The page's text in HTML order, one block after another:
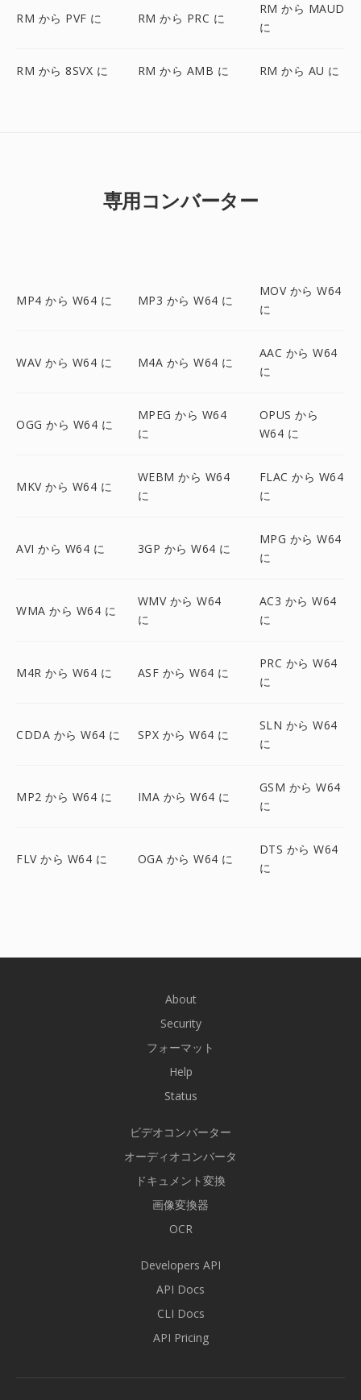
RM から PVF に RM から PRC に
RM から MAUD
に
RM から 8SVX に RM から AMB に RM から AU に
専用コンバーター
MP4 から W64 に MP3 から W64 に
MOV から W64
に
WAV から W64 に M4A から W64 に
AAC から W64
に
OGG から W64 に
MPEG から W64
に
OPUS から
W64 に
MKV から W64 に
WEBM から W64
に
FLAC から W64
に
AVI から W64 に 3GP から W64 に
MPG から W64
に
WMA から W64 に
WMV から W64
に
AC3 から W64
に
M4R から W64 に ASF から W64 に
PRC から W64
に
CDDA から W64 に SPX から W64 に
SLN から W64
に
MP2 から W64 に IMA から W64 に
GSM から W64
に
FLV から W64 に OGA から W64 に
DTS から W64
に
About
Security
フォーマット
Help
Status
ビデオコンバーター
オーディオコンバータ
ドキュメント変換
画像変換器
OCR
Developers API
API Docs
CLI Docs
API Pricing